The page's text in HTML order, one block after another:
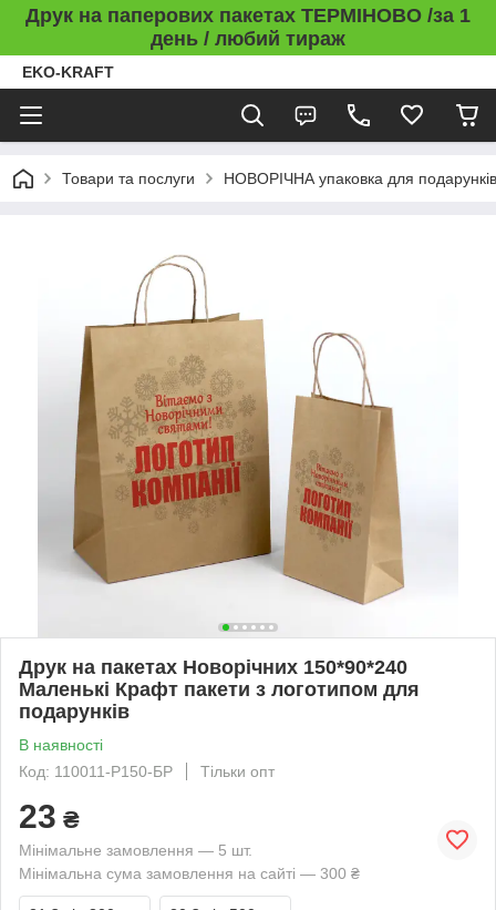
Друк на паперових пакетах ТЕРМІНОВО /за 1
день / любий тираж
EKO-KRAFT
Товари та послуги НОВОРІЧНА упаковка для подарунків
Друк на пакетах Новорічних 150*90*240
Маленькі Крафт пакети з логотипом для
подарунків
В наявності
Код: 110011-Р150-БР
Тільки опт
23 ₴
Мінімальне замовлення — 5 шт.
Мінімальна сума замовлення на сайті — 300 ₴